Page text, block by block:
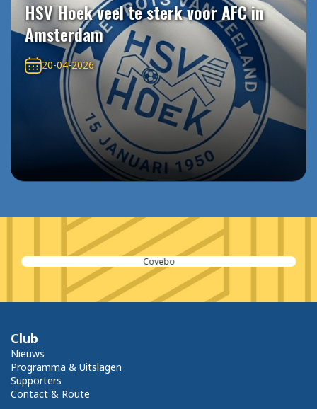
HSV Hoek veel te sterk voor AFC in
Amsterdam
20-04-2026
Covebo
Club
Nieuws
Programma & Uitslagen
Supporters
Contact & Route